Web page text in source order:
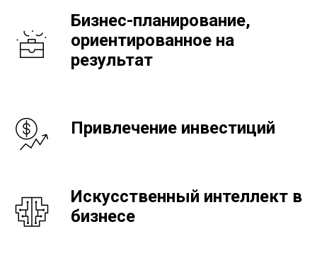
Бизнес-планирование,
ориентированное на
результат
Привлечение инвестиций
Искусственный интеллект в
бизнесе